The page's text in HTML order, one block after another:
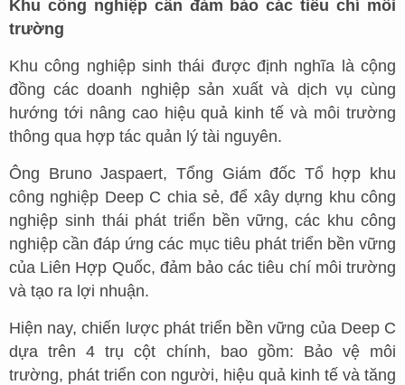
Khu công nghiệp cần đảm bảo các tiêu chí môi
trường
Khu công nghiệp sinh thái được định nghĩa là cộng
đồng các doanh nghiệp sản xuất và dịch vụ cùng
hướng tới nâng cao hiệu quả kinh tế và môi trường
thông qua hợp tác quản lý tài nguyên.
Ông Bruno Jaspaert, Tổng Giám đốc Tổ hợp khu
công nghiệp Deep C chia sẻ, để xây dựng khu công
nghiệp sinh thái phát triển bền vững, các khu công
nghiệp cần đáp ứng các mục tiêu phát triển bền vững
của Liên Hợp Quốc, đảm bảo các tiêu chí môi trường
và tạo ra lợi nhuận.
Hiện nay, chiến lược phát triển bền vững của Deep C
dựa trên 4 trụ cột chính, bao gồm: Bảo vệ môi
trường, phát triển con người, hiệu quả kinh tế và tăng